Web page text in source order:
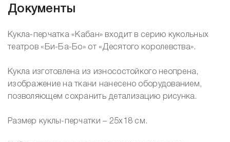
Документы
Кукла-перчатка «Кабан» входит в серию кукольных
театров «Би-Ба-Бо» от «Десятого королевства».
Кукла изготовлена из износостойкого неопрена,
изображение на ткани нанесено оборудованием,
позволяющем сохранить детализацию рисунка.
Размер куклы-перчатки – 25х18 см.